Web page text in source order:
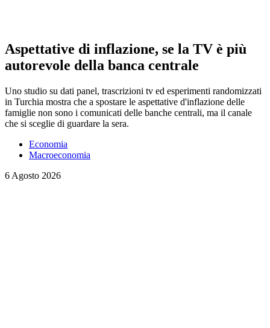
Aspettative di inflazione, se la TV è più
autorevole della banca centrale
Uno studio su dati panel, trascrizioni tv ed esperimenti randomizzati
in Turchia mostra che a spostare le aspettative d'inflazione delle
famiglie non sono i comunicati delle banche centrali, ma il canale
che si sceglie di guardare la sera.
Economia
Macroeconomia
6 Agosto 2026